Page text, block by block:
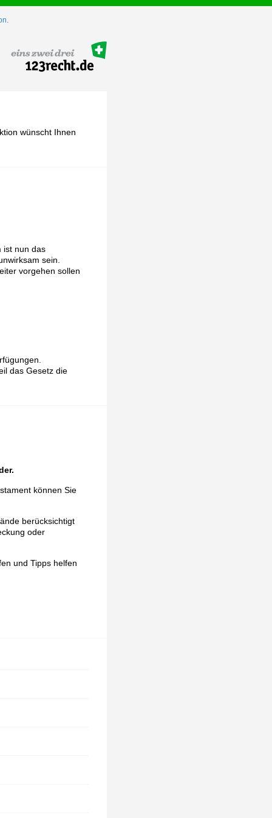
wünscht Ihnen
ist nun das
sein.
vorgehen sollen
das Gesetz die
können Sie
berücksichtigt
oder
und Tipps helfen